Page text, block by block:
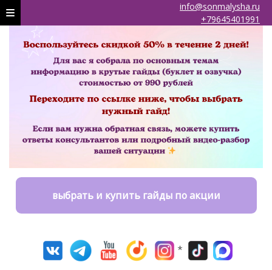
info@sonmalysha.ru
+79645401991
выбрать и купить гайды по акции
*